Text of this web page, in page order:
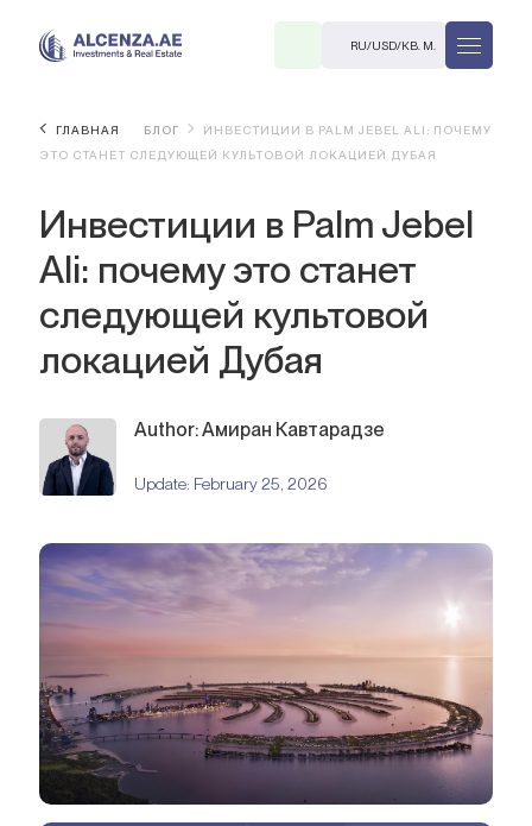
RU/USD/КВ. М.
ГЛАВНАЯ БЛОГ
ИНВЕСТИЦИИ В PALM JEBEL ALI: ПОЧЕМУ
ЭТО СТАНЕТ СЛЕДУЮЩЕЙ КУЛЬТОВОЙ ЛОКАЦИЕЙ ДУБАЯ
Инвестиции в Palm Jebel
Ali: почему это станет
следующей культовой
локацией Дубая
Author: Амиран Кавтарадзе
Update: February 25, 2026